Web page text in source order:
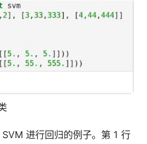
进行回归的例子。第 1 行